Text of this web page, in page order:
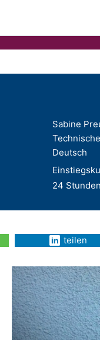
Sabine
Deutsch
24 Stunden
teilen